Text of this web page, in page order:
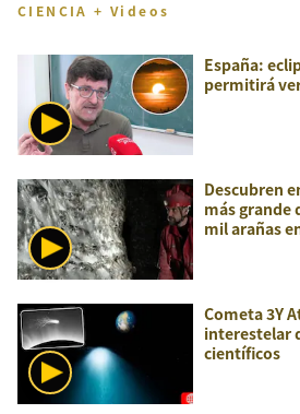
CIENCIA + Videos
España:
permitirá
Descubren
más grande
mil arañas
Cometa 3Y
interestelar
científicos